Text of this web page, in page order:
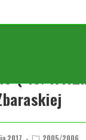
( 16/
2017 2005/2006